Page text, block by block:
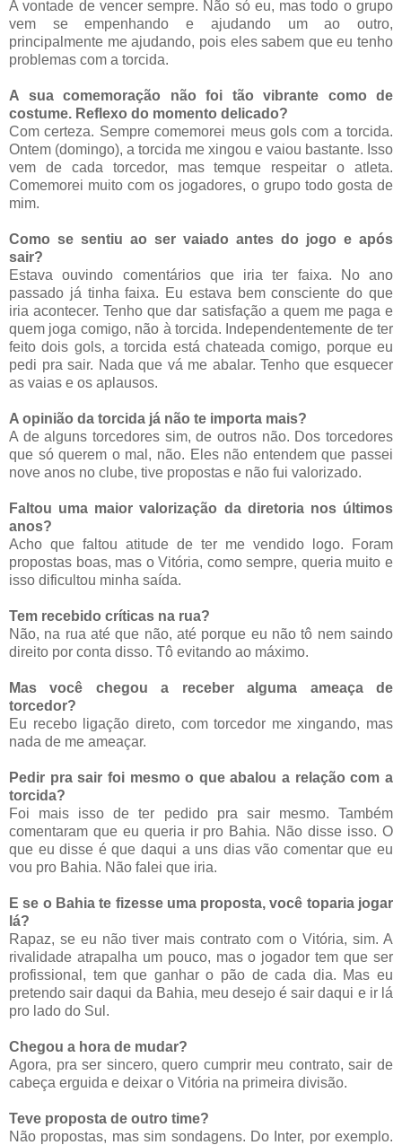
A vontade de vencer sempre. Não só eu, mas todo o grupo
vem se empenhando e ajudando um ao outro,
principalmente me ajudando, pois eles sabem que eu tenho
problemas com a torcida.
A sua comemoração não foi tão vibrante como de
costume. Reflexo do momento delicado?
Com certeza. Sempre comemorei meus gols com a torcida.
Ontem (domingo), a torcida me xingou e vaiou bastante. Isso
vem de cada torcedor, mas temque respeitar o atleta.
Comemorei muito com os jogadores, o grupo todo gosta de
mim.
Como se sentiu ao ser vaiado antes do jogo e após
sair?
Estava ouvindo comentários que iria ter faixa. No ano
passado já tinha faixa. Eu estava bem consciente do que
iria acontecer. Tenho que dar satisfação a quem me paga e
quem joga comigo, não à torcida. Independentemente de ter
feito dois gols, a torcida está chateada comigo, porque eu
pedi pra sair. Nada que vá me abalar. Tenho que esquecer
as vaias e os aplausos.
A opinião da torcida já não te importa mais?
A de alguns torcedores sim, de outros não. Dos torcedores
que só querem o mal, não. Eles não entendem que passei
nove anos no clube, tive propostas e não fui valorizado.
Faltou uma maior valorização da diretoria nos últimos
anos?
Acho que faltou atitude de ter me vendido logo. Foram
propostas boas, mas o Vitória, como sempre, queria muito e
isso dificultou minha saída.
Tem recebido críticas na rua?
Não, na rua até que não, até porque eu não tô nem saindo
direito por conta disso. Tô evitando ao máximo.
Mas você chegou a receber alguma ameaça de
torcedor?
Eu recebo ligação direto, com torcedor me xingando, mas
nada de me ameaçar.
Pedir pra sair foi mesmo o que abalou a relação com a
torcida?
Foi mais isso de ter pedido pra sair mesmo. Também
comentaram que eu queria ir pro Bahia. Não disse isso. O
que eu disse é que daqui a uns dias vão comentar que eu
vou pro Bahia. Não falei que iria.
E se o Bahia te fizesse uma proposta, você toparia jogar
lá?
Rapaz, se eu não tiver mais contrato com o Vitória, sim. A
rivalidade atrapalha um pouco, mas o jogador tem que ser
profissional, tem que ganhar o pão de cada dia. Mas eu
pretendo sair daqui da Bahia, meu desejo é sair daqui e ir lá
pro lado do Sul.
Chegou a hora de mudar?
Agora, pra ser sincero, quero cumprir meu contrato, sair de
cabeça erguida e deixar o Vitória na primeira divisão.
Teve proposta de outro time?
Não propostas, mas sim sondagens. Do Inter, por exemplo.